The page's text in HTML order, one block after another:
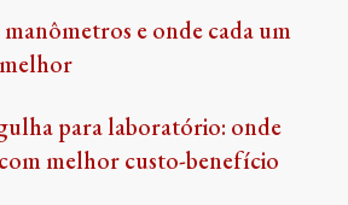
e onde cada um
para laboratório: onde
melhor custo-benefício